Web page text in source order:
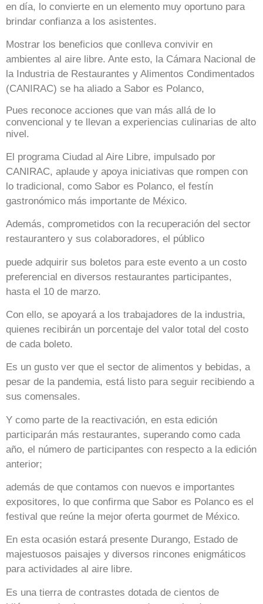
en día, lo convierte en un elemento muy oportuno para
brindar confianza a los asistentes.
Mostrar los beneficios que conlleva convivir en
ambientes al aire libre. Ante esto, la Cámara Nacional de
la Industria de Restaurantes y Alimentos Condimentados
(CANIRAC) se ha aliado a Sabor es Polanco,
Pues reconoce acciones que van más allá de lo
convencional y te llevan a experiencias culinarias de alto
nivel.
El programa Ciudad al Aire Libre, impulsado por
CANIRAC, aplaude y apoya iniciativas que rompen con
lo tradicional, como Sabor es Polanco, el festín
gastronómico más importante de México.
Además, comprometidos con la recuperación del sector
restaurantero y sus colaboradores, el público
puede adquirir sus boletos para este evento a un costo
preferencial en diversos restaurantes participantes,
hasta el 10 de marzo.
Con ello, se apoyará a los trabajadores de la industria,
quienes recibirán un porcentaje del valor total del costo
de cada boleto.
Es un gusto ver que el sector de alimentos y bebidas, a
pesar de la pandemia, está listo para seguir recibiendo a
sus comensales.
Y como parte de la reactivación, en esta edición
participarán más restaurantes, superando como cada
año, el número de participantes con respecto a la edición
anterior;
además de que contamos con nuevos e importantes
expositores, lo que confirma que Sabor es Polanco es el
festival que reúne la mejor oferta gourmet de México.
En esta ocasión estará presente Durango, Estado de
majestuosos paisajes y diversos rincones enigmáticos
para actividades al aire libre.
Es una tierra de contrastes dotada de cientos de